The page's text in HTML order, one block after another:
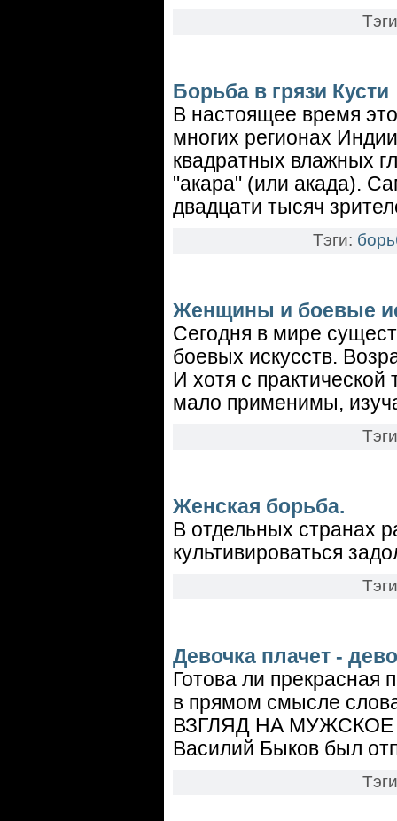
Борьба в грязи Кусти
В настоящее время
многих регионах
квадратных влажных
"акара" (или акада).
двадцати тысяч
Тэги:
Женщины и боевые
Сегодня в мире
боевых искусств.
И хотя с практической
мало применимы,
Женская борьба.
В отдельных странах
культивироваться
Девочка плачет -
Готова ли прекрасная
в прямом смысле
ВЗГЛЯД НА МУЖСКОЕ
Василий Быков был